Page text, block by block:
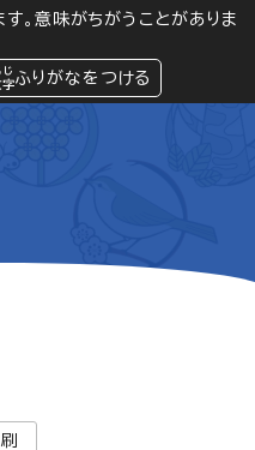
。意味がちがうことがありま
ふりがなをつける
閲覧支援
緊急情報